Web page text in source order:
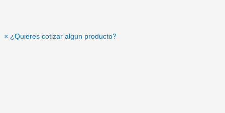
× ¿Quieres cotizar algun producto?